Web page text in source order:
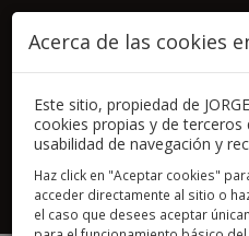
Pasar al contenido principal
Español
Acerca de las cookies
Este sitio, propiedad de
cookies propias y de
usabilidad de navegación y
Haz click en "Aceptar cookies"
acceder directamente al sitio o
el caso que desees aceptar